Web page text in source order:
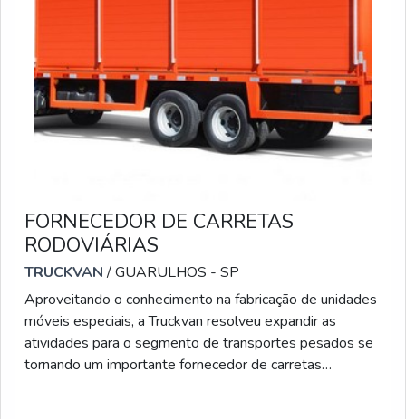
FORNECEDOR DE CARRETAS
RODOVIÁRIAS
TRUCKVAN/ GUARULHOS - SP
Aproveitando o conhecimento na fabricação de unidades
móveis especiais, a Truckvan resolveu expandir as
atividades para o segmento de transportes pesados se
tornando um importante fornecedor de carretas
competentes, que têm capacidade para oferecer